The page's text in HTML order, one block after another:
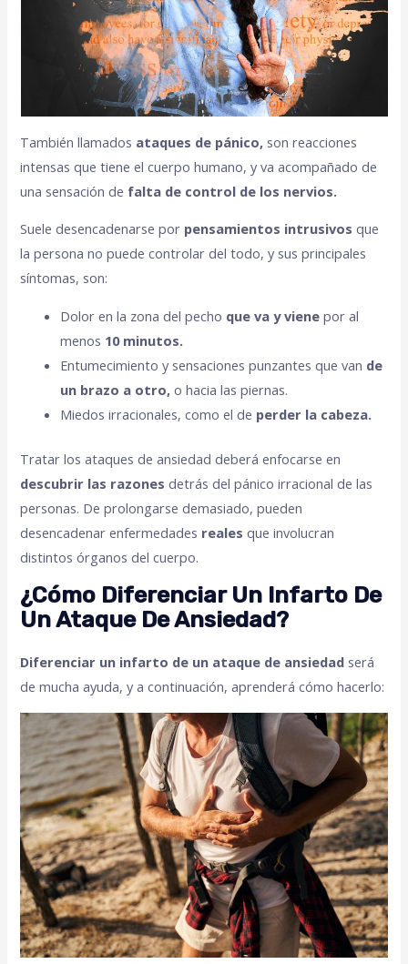
También llamados ataques de pánico, son reacciones
intensas que tiene el cuerpo humano, y va acompañado de
una sensación de falta de control de los nervios.
Suele desencadenarse por pensamientos intrusivosque
la persona no puede controlar del todo, y sus principales
síntomas, son:
Dolor en la zona del pecho que va y vienepor al
menos 10 minutos.
Entumecimiento y sensaciones punzantes que van de
un brazo a otro,o hacia las piernas.
Miedos irracionales, como el de perder la cabeza.
Tratar los ataques de ansiedad deberá enfocarse en
descubrir las razonesdetrás del pánico irracional de las
personas. De prolongarse demasiado, pueden
desencadenar enfermedades realesque involucran
distintos órganos del cuerpo.
¿Cómo Diferenciar Un Infarto De
Un Ataque De Ansiedad?
Diferenciar un infarto de un ataque de ansiedad será
de mucha ayuda, y a continuación, aprenderá cómo hacerlo: